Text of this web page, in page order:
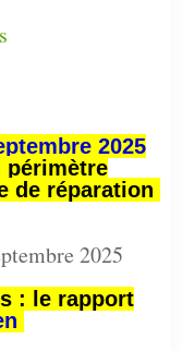
2025
périmètre
de réparation
2025
: le rapport